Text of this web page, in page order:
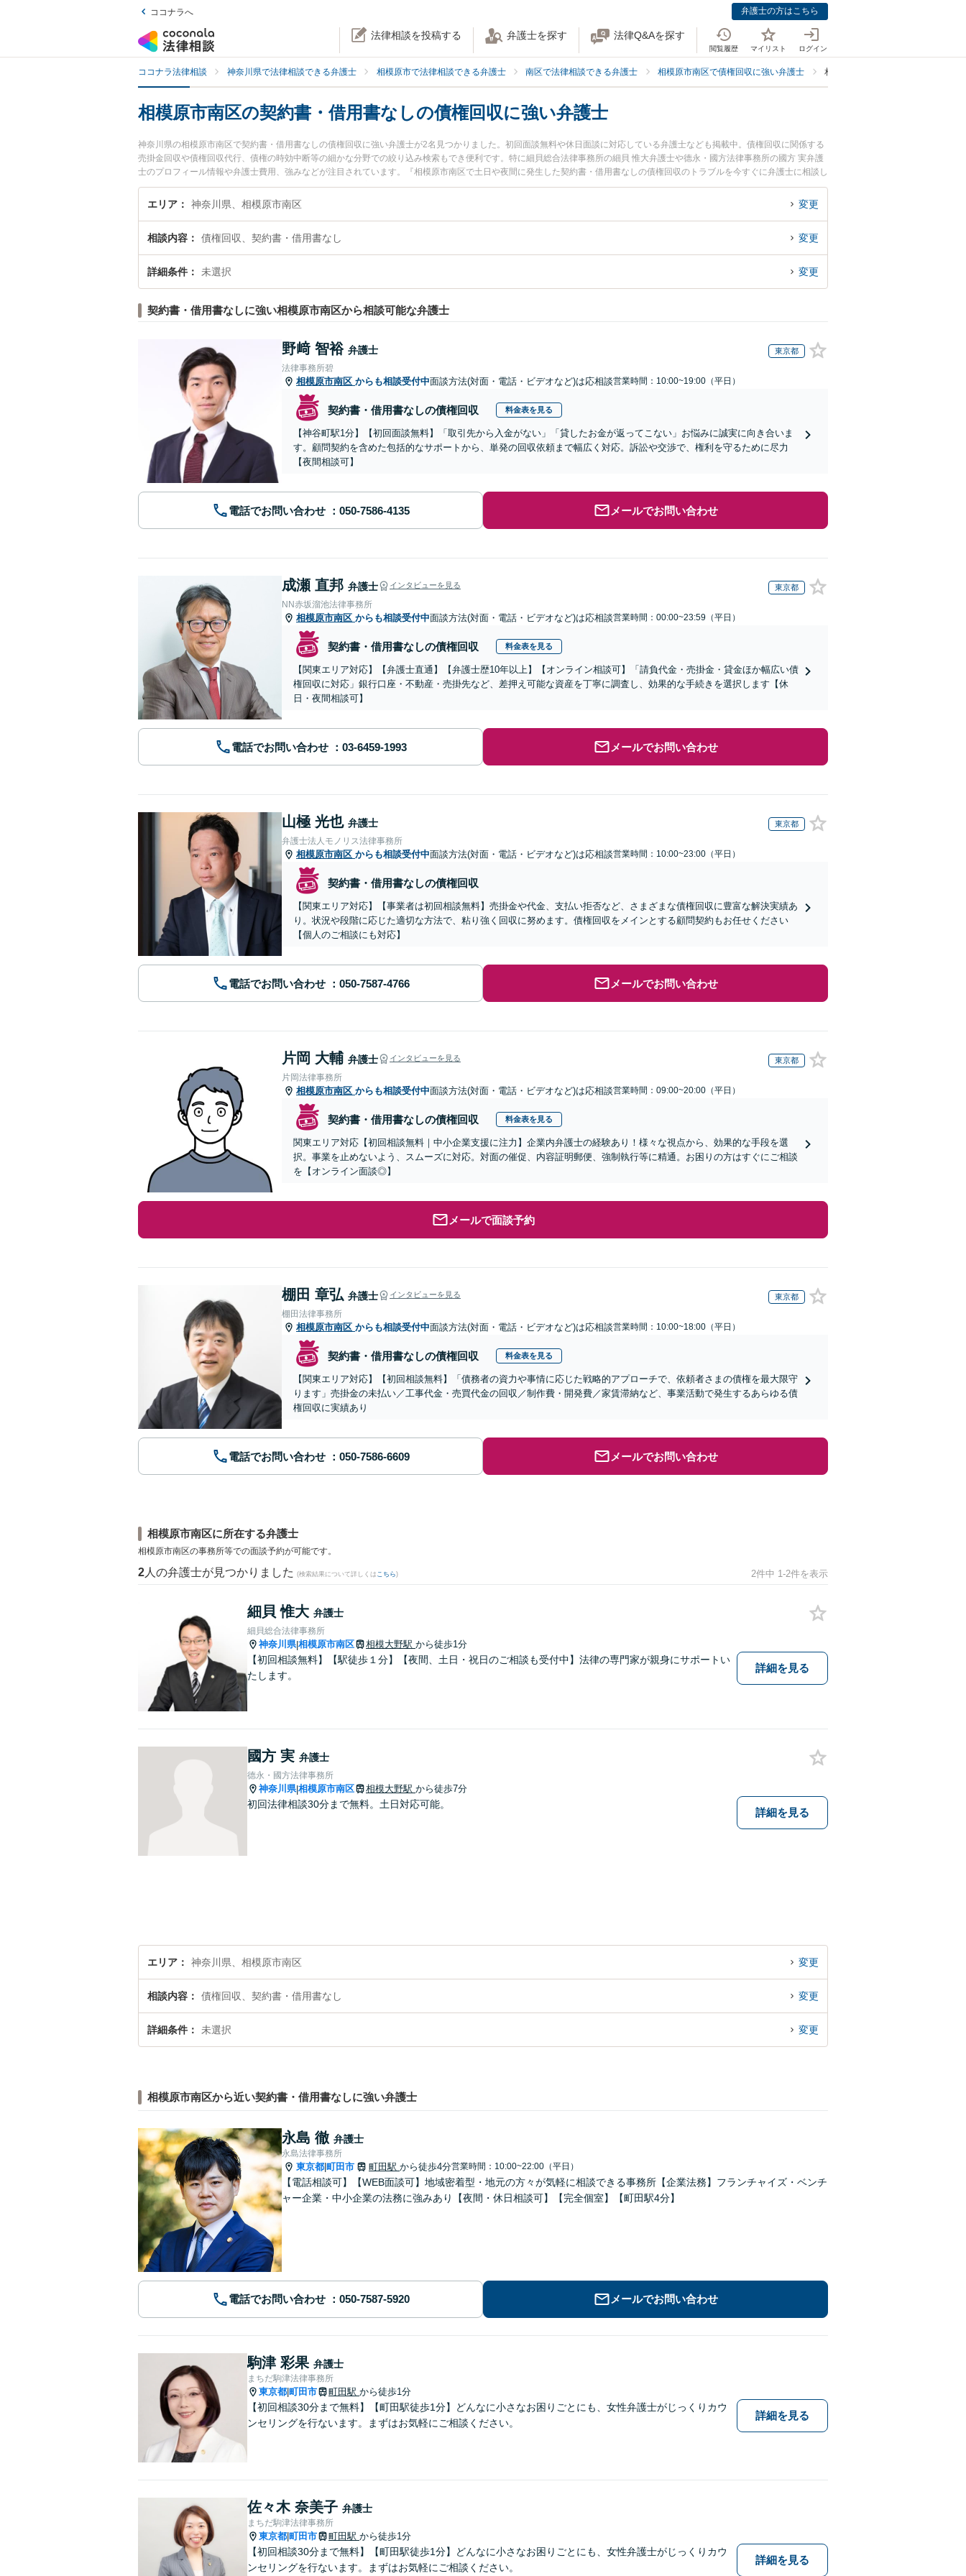
ココナラへ 弁護士の方はこちら
法律相談を投稿する 弁護士を探す 法律Q&Aを探す
閲覧履歴 マイリスト ログイン
ココナラ法律相談 神奈川県で法律相談できる弁護士 相模原市で法律相談できる弁護士 南区で法律相談できる弁護士 相模原市南区で債権回収に強い弁護士 相模原市南区で契約書・借用書なし
相模原市南区の契約書・借用書なしの債権回収に強い弁護士
神奈川県の相模原市南区で契約書・借用書なしの債権回収に強い弁護士が2名見つかりました。初回面談無料や休日面談に対応している弁護士なども掲載中。債権回収に関係する
売掛金回収や債権回収代行、債権の時効中断等の細かな分野での絞り込み検索もでき便利です。特に細貝総合法律事務所の細貝 惟大弁護士や德永・國方法律事務所の國方 実弁護
士のプロフィール情報や弁護士費用、強みなどが注目されています。『相模原市南区で土日や夜間に発生した契約書・借用書なしの債権回収のトラブルを今すぐに弁護士に相談し
たい』『契約書・借用書なしの債権回収のトラブル解決の実績豊富な近くの弁護士を検索したい』『初回相談無料で契約書・借用書なしの債権回収を法律相談できる相模原市南区
内の弁護士に相談予約したい』などでお困りの相談者さんにおすすめです。
エリア 神奈川県、相模原市南区 変更
相談内容 債権回収、契約書・借用書なし 変更
詳細条件 未選択 変更
契約書・借用書なしに強い相模原市南区から相談可能な弁護士
野﨑 智裕 弁護士 東京都
法律事務所碧
相模原市南区 からも相談受付中面談方法(対面・電話・ビデオなど)は応相談営業時間：10:00~19:00（平日）
契約書・借用書なしの債権回収 料金表を見る
【神谷町駅1分】【初回面談無料】「取引先から入金がない」「貸したお金が返ってこない」お悩みに誠実に向き合いま
す。顧問契約を含めた包括的なサポートから、単発の回収依頼まで幅広く対応。訴訟や交渉で、権利を守るために尽力
【夜間相談可】
電話でお問い合わせ メールでお問い合わせ
成瀬 直邦 弁護士 インタビューを見る 東京都
NN赤坂溜池法律事務所
相模原市南区 からも相談受付中面談方法(対面・電話・ビデオなど)は応相談営業時間：00:00~23:59（平日）
契約書・借用書なしの債権回収 料金表を見る
【関東エリア対応】【弁護士直通】【弁護士歴10年以上】【オンライン相談可】「請負代金・売掛金・貸金ほか幅広い債
権回収に対応」銀行口座・不動産・売掛先など、差押え可能な資産を丁寧に調査し、効果的な手続きを選択します【休
日・夜間相談可】
電話でお問い合わせ メールでお問い合わせ
山極 光也 弁護士 東京都
弁護士法人モノリス法律事務所
相模原市南区 からも相談受付中面談方法(対面・電話・ビデオなど)は応相談営業時間：10:00~23:00（平日）
契約書・借用書なしの債権回収
【関東エリア対応】【事業者は初回相談無料】売掛金や代金、支払い拒否など、さまざまな債権回収に豊富な解決実績あ
り。状況や段階に応じた適切な方法で、粘り強く回収に努めます。債権回収をメインとする顧問契約もお任せください
【個人のご相談にも対応】
電話でお問い合わせ メールでお問い合わせ
片岡 大輔 弁護士 インタビューを見る 東京都
片岡法律事務所
相模原市南区 からも相談受付中面談方法(対面・電話・ビデオなど)は応相談営業時間：09:00~20:00（平日）
契約書・借用書なしの債権回収 料金表を見る
関東エリア対応【初回相談無料｜中小企業支援に注力】企業内弁護士の経験あり！様々な視点から、効果的な手段を選
択。事業を止めないよう、スムーズに対応。対面の催促、内容証明郵便、強制執行等に精通。お困りの方はすぐにご相談
を【オンライン面談◎】
メールで面談予約
棚田 章弘 弁護士 インタビューを見る 東京都
棚田法律事務所
相模原市南区 からも相談受付中面談方法(対面・電話・ビデオなど)は応相談営業時間：10:00~18:00（平日）
契約書・借用書なしの債権回収 料金表を見る
【関東エリア対応】【初回相談無料】「債務者の資力や事情に応じた戦略的アプローチで、依頼者さまの債権を最大限守
ります」売掛金の未払い／工事代金・売買代金の回収／制作費・開発費／家賃滞納など、事業活動で発生するあらゆる債
権回収に実績あり
電話でお問い合わせ メールでお問い合わせ
相模原市南区に所在する弁護士
相模原市南区の事務所等での面談予約が可能です。
2 人の弁護士が見つかりました (検索結果について詳しくは こちら) 2件中 1-2件を表示
細貝 惟大 弁護士
細貝総合法律事務所
神奈川県|相模原市南区 相模大野駅 から徒歩1分
【初回相談無料】【駅徒歩１分】【夜間、土日・祝日のご相談も受付中】法律の専門家が親身にサポートい
たします。
詳細を見る
國方 実 弁護士
德永・國方法律事務所
神奈川県|相模原市南区 相模大野駅 から徒歩7分
初回法律相談30分まで無料。土日対応可能。
詳細を見る
エリア 神奈川県、相模原市南区 変更
相談内容 債権回収、契約書・借用書なし 変更
詳細条件 未選択 変更
相模原市南区から近い契約書・借用書なしに強い弁護士
永島 徹 弁護士
永島法律事務所
東京都 町田市 町田駅 から徒歩4分営業時間：10:00~22:00（平日）
【電話相談可】【WEB面談可】地域密着型・地元の方々が気軽に相談できる事務所【企業法務】フランチャイズ・ベンチ
ャー企業・中小企業の法務に強みあり【夜間・休日相談可】【完全個室】【町田駅4分】
電話でお問い合わせ メールでお問い合わせ
駒津 彩果 弁護士
まちだ駒津法律事務所
東京都 町田市 町田駅 から徒歩1分
【初回相談30分まで無料】【町田駅徒歩1分】どんなに小さなお困りごとにも、女性弁護士がじっくりカウ
ンセリングを行ないます。まずはお気軽にご相談ください。
詳細を見る
佐々木 奈美子 弁護士
まちだ駒津法律事務所
東京都 町田市 町田駅 から徒歩1分
【初回相談30分まで無料】【町田駅徒歩1分】どんなに小さなお困りごとにも、女性弁護士がじっくりカウ
ンセリングを行ないます。まずはお気軽にご相談ください。
詳細を見る